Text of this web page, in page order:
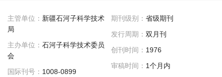
主管单位： 新疆石河子科学技术
局
主办单位： 石河子科学技术委员
会
国际刊号： 1008-0899
期刊级别： 省级期刊
发行周期： 双月刊
创刊时间： 1976
审稿时间： 1个月内